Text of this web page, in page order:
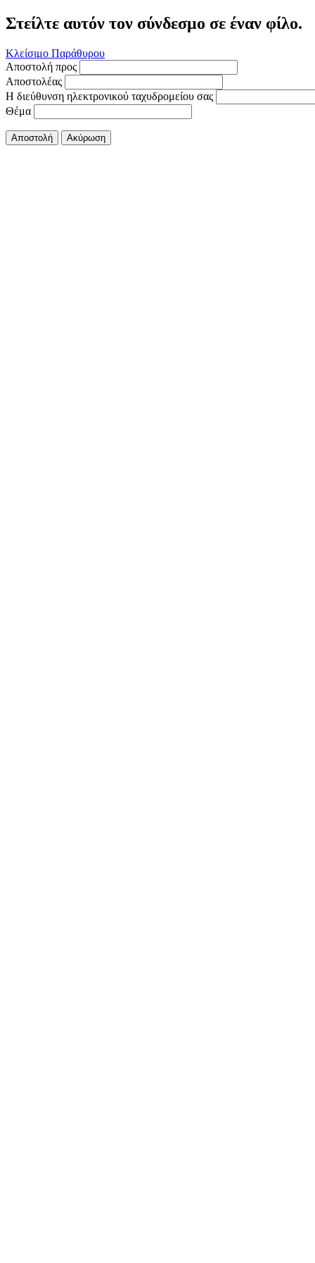
Στείλτε αυτόν τον σύνδεσμο σε έναν φίλο.
Κλείσιμο Παράθυρου
Αποστολή προς
Αποστολέας
Η διεύθυνση ηλεκτρονικού ταχυδρομείου σας
Θέμα
Αποστολή Ακύρωση